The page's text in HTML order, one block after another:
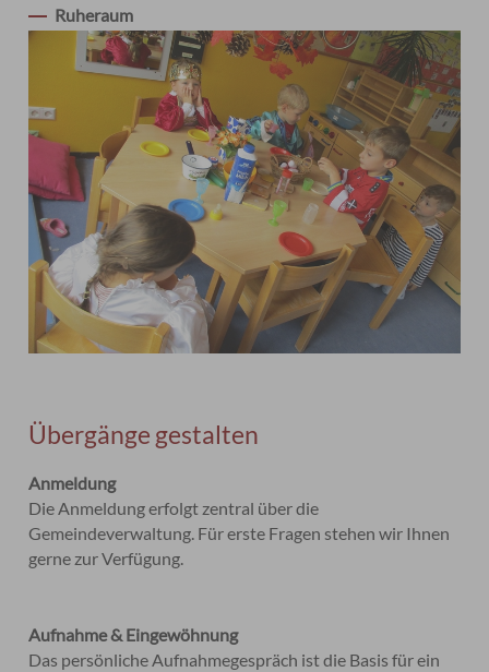
Ruheraum
Übergänge gestalten
Anmeldung
Die Anmeldung erfolgt zentral über die
Gemeindeverwaltung. Für erste Fragen stehen wir Ihnen
gerne zur Verfügung.
Aufnahme & Eingewöhnung
Das persönliche Aufnahmegespräch ist die Basis für ein